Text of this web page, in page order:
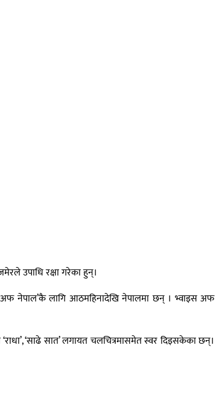
उपाधि रक्षा गरेका हुन्।
अफ नेपाल’कै लागि आठमहिनादेखि नेपालमा छन् । भ्वाइस अफ
‘साढे सात’ लगायत चलचित्रमासमेत स्वर दिइसकेका छन्।